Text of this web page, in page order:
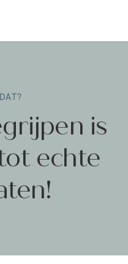
is
echte